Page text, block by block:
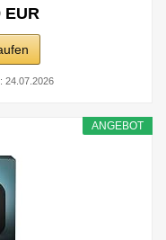
EUR
24.07.2026
ANGEBOT